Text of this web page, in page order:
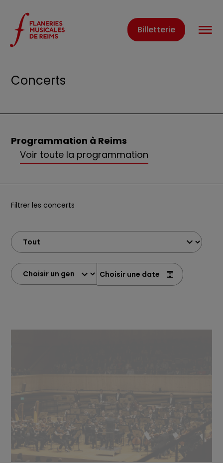
Billetterie
Concerts
Programmation à Reims
Voir toute la programmation
Filtrer les concerts
Choisir une date (de la forme